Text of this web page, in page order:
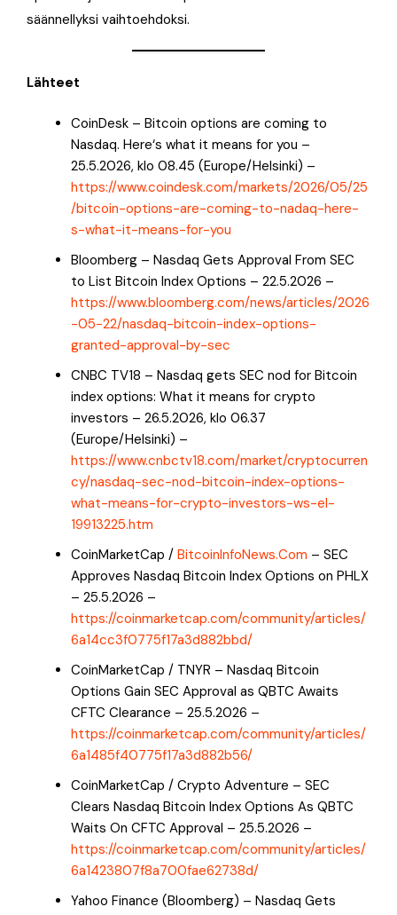
säännellyksi vaihtoehdoksi.
Lähteet
CoinDesk – Bitcoin options are coming to
Nasdaq. Here‘s what it means for you –
25.5.2026, klo 08.45 (Europe/Helsinki) –
https://www.coindesk.com/markets/2026/05/25
/bitcoin-options-are-coming-to-nadaq-here-
s-what-it-means-for-you
Bloomberg – Nasdaq Gets Approval From SEC
to List Bitcoin Index Options – 22.5.2026 –
https://www.bloomberg.com/news/articles/2026
-05-22/nasdaq-bitcoin-index-options-
granted-approval-by-sec
CNBC TV18 – Nasdaq gets SEC nod for Bitcoin
index options: What it means for crypto
investors – 26.5.2026, klo 06.37
(Europe/Helsinki) –
https://www.cnbctv18.com/market/cryptocurren
cy/nasdaq-sec-nod-bitcoin-index-options-
what-means-for-crypto-investors-ws-el-
19913225.htm
CoinMarketCap / BitcoinInfoNews.Com – SEC
Approves Nasdaq Bitcoin Index Options on PHLX
– 25.5.2026 –
https://coinmarketcap.com/community/articles/
6a14cc3f0775f17a3d882bbd/
CoinMarketCap / TNYR – Nasdaq Bitcoin
Options Gain SEC Approval as QBTC Awaits
CFTC Clearance – 25.5.2026 –
https://coinmarketcap.com/community/articles/
6a1485f40775f17a3d882b56/
CoinMarketCap / Crypto Adventure – SEC
Clears Nasdaq Bitcoin Index Options As QBTC
Waits On CFTC Approval – 25.5.2026 –
https://coinmarketcap.com/community/articles/
6a1423807f8a700fae62738d/
Yahoo Finance (Bloomberg) – Nasdaq Gets